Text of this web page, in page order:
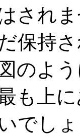
され
保持
のよ
も上
でしょ